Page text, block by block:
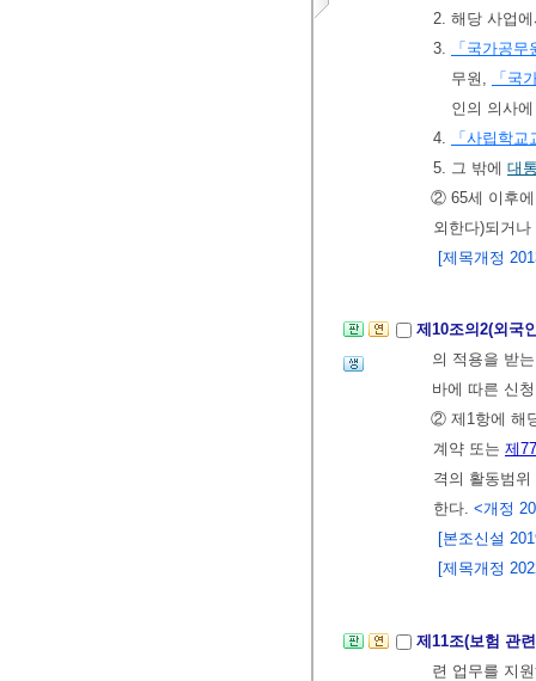
2. 해당 사업
3.
「국가공무
무원,
「국
인의 의사
4.
「사립학
5. 그 밖에 대
② 65세 이후에
외한다)되거
[제목개정
제10조의2(외국
의 적용을 받
바에 따른 신
② 제1항에 해
계약 또는 제
격의 활동범
한다. <개정
[본조신설
[제목개정
제11조(보험 관
련 업무를 지